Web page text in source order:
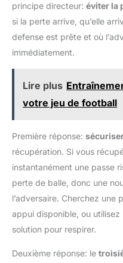
principe directeur: éviter la
si la perte arrive, qu’elle
defense est prête et où
immédiatement.
Lire plus
votre jeu de football
Première réponse:
récupération. Si vous
instantanément une passe
perte de balle, donc une
l’adversaire. Cherchez une
appui disponible, ou
solution pour respirer.
Deuxième réponse: le